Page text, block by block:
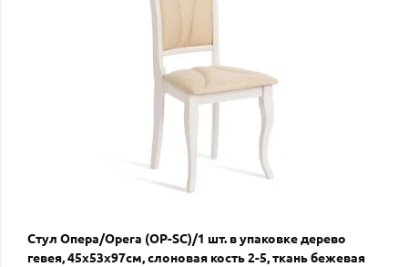
Стул Опера/Opera (OP-SC)/1 шт. в упаковке дерево
гевея, 45х53х97см, слоновая кость 2-5, ткань бежевая